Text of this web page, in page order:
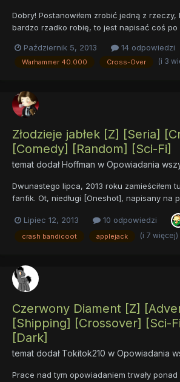
Dobry! Postanowiłem zrobić jedną z
bardzo rzadko robię, to jest napisać coś po
fanfika, Pierwszy i Jedyny z Equestrii.
oparte o najlepszą serię jaka dotychczas
Październik 5, 2013 14 odpowiedzi
Warhammer 40.000 Cross-Over (i 3
Złodzieje jabłek [Z] [Seria]
[Comedy] [Random] [Sci-Fi]
temat dodałHoffman w Opowiadania
Dwunastego lipca, 2013 roku zamieściłem
fanfik. Ot, niedługi [Oneshot], napisany na
rok odkąd to się stało, toteż pomyślałem
rocznicy i żeby ostatecznie zamknąć tę
Lipiec 12, 2013 10 odpowiedzi
crash bandicoot applejack (i 7 więcej)
Czerwony Diament [Z]
[Shipping] [Crossover] [Sci-
[Dark]
temat dodał Tokitok210 w Opowiadania
Prace nad tym opowiadaniem trwały